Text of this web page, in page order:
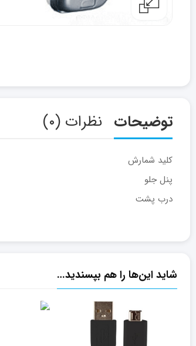
توضیحات نظرات (۰)
کلید شمارش
پنل جلو
درب پشت
شاید این‌ها را هم بپسندید…